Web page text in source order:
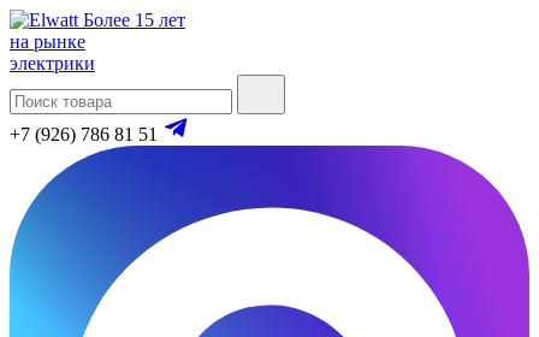
Более 15 лет
на рынке
электрики
+7 (926) 786 81 51